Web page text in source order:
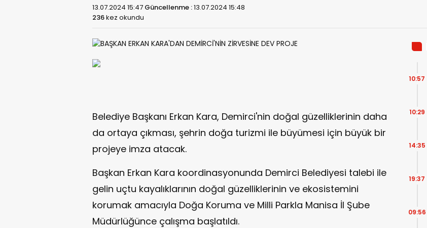
13.07.2024 15:47 Güncellenme :13.07.2024 15:48
236kez okundu
Belediye Başkanı Erkan Kara, Demirci'nin doğal güzelliklerinin daha
da ortaya çıkması, şehrin doğa turizmi ile büyümesi için büyük bir
projeye imza atacak.
Başkan Erkan Kara koordinasyonunda Demirci Belediyesi talebi ile
gelin uçtu kayalıklarının doğal güzelliklerinin ve ekosistemini
korumak amacıyla Doğa Koruma ve Milli Parkla Manisa İl Şube
Müdürlüğünce çalışma başlatıldı.
10:57
10:29
14:35
19:37
09:56